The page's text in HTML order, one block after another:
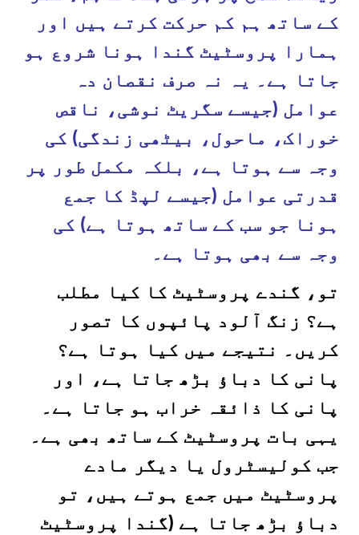
کے ساتھ ہم کم حرکت کرتے ہیں اور
ہمارا پروسٹیٹ گندا ہونا شروع ہو
جاتا ہے۔ یہ نہ صرف نقصان دہ
عوامل (جیسے سگریٹ نوشی، ناقص
خوراک، ماحول، بیٹھی زندگی) کی
وجہ سے ہوتا ہے، بلکہ مکمل طور پر
قدرتی عوامل (جیسے لپڈ کا جمع
ہونا جو سب کے ساتھ ہوتا ہے) کی
وجہ سے بھی ہوتا ہے۔
تو، گندے پروسٹیٹ کا کیا مطلب
ہے؟ زنگ آلود پائپوں کا تصور
کریں۔ نتیجے میں کیا ہوتا ہے؟
پانی کا دباؤ بڑھ جاتا ہے، اور
پانی کا ذائقہ خراب ہو جاتا ہے۔
یہی بات پروسٹیٹ کے ساتھ بھی ہے۔
جب کولیسٹرول یا دیگر مادے
پروسٹیٹ میں جمع ہوتے ہیں، تو
دباؤ بڑھ جاتا ہے (گندا پروسٹیٹ